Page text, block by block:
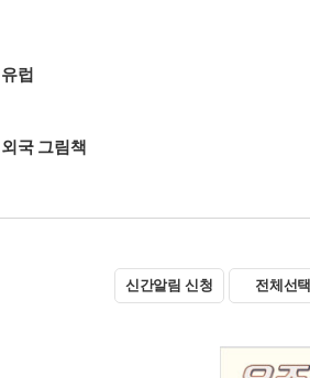
유럽
외국 그림책
신간알림 신청 전체선택